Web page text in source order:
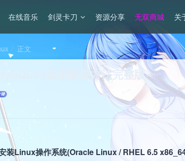
在线音乐 剑灵卡刀 资源分享 无双商城 关
正文
集群配置方法完整版
装Linux操作系统(Oracle Linux / RHEL 6.5